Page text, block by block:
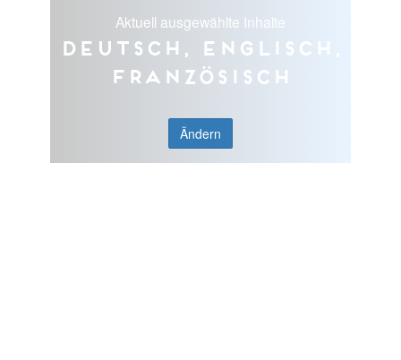
Aktuell ausgewählte Inhalte
Deutsch, Englisch,
Französisch
Ändern